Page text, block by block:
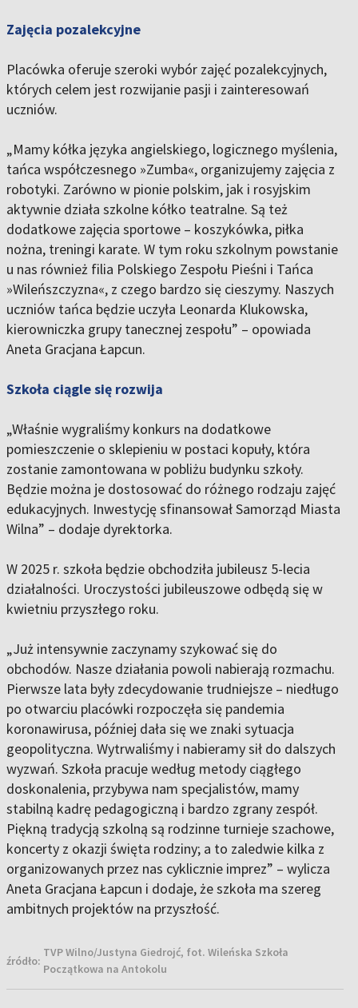
Zajęcia pozalekcyjne
Placówka oferuje szeroki wybór zajęć pozalekcyjnych,
których celem jest rozwijanie pasji i zainteresowań
uczniów.
„Mamy kółka języka angielskiego, logicznego myślenia,
tańca współczesnego »Zumba«, organizujemy zajęcia z
robotyki. Zarówno w pionie polskim, jak i rosyjskim
aktywnie działa szkolne kółko teatralne. Są też
dodatkowe zajęcia sportowe – koszykówka, piłka
nożna, treningi karate. W tym roku szkolnym powstanie
u nas również filia Polskiego Zespołu Pieśni i Tańca
»Wileńszczyzna«, z czego bardzo się cieszymy. Naszych
uczniów tańca będzie uczyła Leonarda Klukowska,
kierowniczka grupy tanecznej zespołu” – opowiada
Aneta Gracjana Łapcun.
Szkoła ciągle się rozwija
„Właśnie wygraliśmy konkurs na dodatkowe
pomieszczenie o sklepieniu w postaci kopuły, która
zostanie zamontowana w pobliżu budynku szkoły.
Będzie można je dostosować do różnego rodzaju zajęć
edukacyjnych. Inwestycję sfinansował Samorząd Miasta
Wilna” – dodaje dyrektorka.
W 2025 r. szkoła będzie obchodziła jubileusz 5-lecia
działalności. Uroczystości jubileuszowe odbędą się w
kwietniu przyszłego roku.
„Już intensywnie zaczynamy szykować się do
obchodów. Nasze działania powoli nabierają rozmachu.
Pierwsze lata były zdecydowanie trudniejsze – niedługo
po otwarciu placówki rozpoczęła się pandemia
koronawirusa, później dała się we znaki sytuacja
geopolityczna. Wytrwaliśmy i nabieramy sił do dalszych
wyzwań. Szkoła pracuje według metody ciągłego
doskonalenia, przybywa nam specjalistów, mamy
stabilną kadrę pedagogiczną i bardzo zgrany zespół.
Piękną tradycją szkolną są rodzinne turnieje szachowe,
koncerty z okazji święta rodziny; a to zaledwie kilka z
organizowanych przez nas cyklicznie imprez” – wylicza
Aneta Gracjana Łapcun i dodaje, że szkoła ma szereg
ambitnych projektów na przyszłość.
źródło:
TVP Wilno/Justyna Giedrojć, fot. Wileńska Szkoła
Początkowa na Antokolu